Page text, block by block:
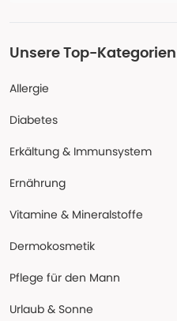
Unsere Top-Kategorien
Allergie
Diabetes
Erkältung & Immunsystem
Ernährung
Vitamine & Mineralstoffe
Dermokosmetik
Pflege für den Mann
Urlaub & Sonne